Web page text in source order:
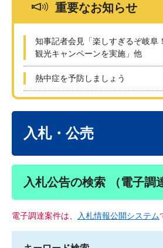
重要なお知らせ
知事記者会見「楽しすぎるぞ岐阜
観光キャンペーンを実施」他
熱中症を予防しましょう
入札・公売
入札公告の検索 （電子調
電子調達案件は、 入札情報公開システム